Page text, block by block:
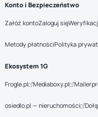
Konto i Bezpieczeństwo
Załóż kontoZaloguj się
Metody płatnościPolityka
Ekosystem 1G
Frogle.pl Mediaboxy.pl
osiedlo.pl — nieruchomości